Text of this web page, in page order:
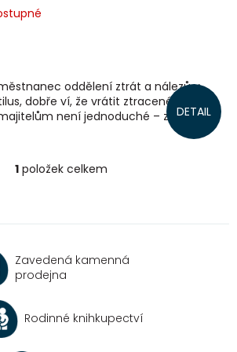
DETAIL
oddělení ztrát a nálezů v
dobře ví, že vrátit ztracené věci
není jednoduché – zvlášť
O
c
í
r
v
1 položek celkem
Zavedená kamenná
prodejna
Rodinné knihkupectví